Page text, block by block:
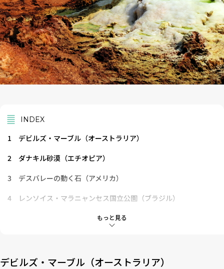
もっと見る
INDEX
1
デビルズ・マーブル（オーストラリア）
2
ダナキル砂漠（エチオピア）
3
デスバレーの動く石（アメリカ）
4
レンソイス・マラニャンセス国立公園（ブラジル）
モエラキ・ボールダーズ（ニュージーランド）
7
ハット・ラグーン（オーストラリア）
デビルズ・マーブル（オーストラリア）